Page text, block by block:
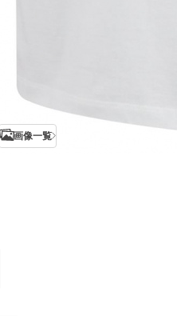
画像一覧